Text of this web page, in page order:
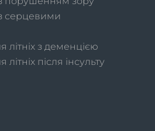
серцевими
літніх з деменцією
після інсульту